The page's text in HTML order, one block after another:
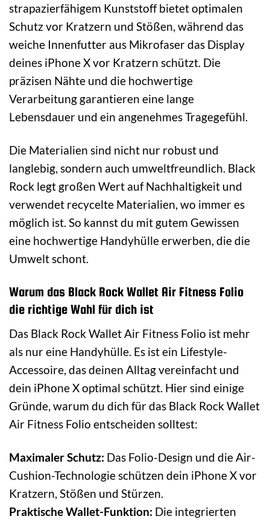
strapazierfähigem Kunststoff bietet optimalen
Schutz vor Kratzern und Stößen, während das
weiche Innenfutter aus Mikrofaser das Display
deines iPhone X vor Kratzern schützt. Die
präzisen Nähte und die hochwertige
Verarbeitung garantieren eine lange
Lebensdauer und ein angenehmes Tragegefühl.
Die Materialien sind nicht nur robust und
langlebig, sondern auch umweltfreundlich. Black
Rock legt großen Wert auf Nachhaltigkeit und
verwendet recycelte Materialien, wo immer es
möglich ist. So kannst du mit gutem Gewissen
eine hochwertige Handyhülle erwerben, die die
Umwelt schont.
Warum das Black Rock Wallet Air Fitness Folio
die richtige Wahl für dich ist
Das Black Rock Wallet Air Fitness Folio ist mehr
als nur eine Handyhülle. Es ist ein Lifestyle-
Accessoire, das deinen Alltag vereinfacht und
dein iPhone X optimal schützt. Hier sind einige
Gründe, warum du dich für das Black Rock Wallet
Air Fitness Folio entscheiden solltest:
Maximaler Schutz: Das Folio-Design und die Air-
Cushion-Technologie schützen dein iPhone X vor
Kratzern, Stößen und Stürzen.
Praktische Wallet-Funktion: Die integrierten